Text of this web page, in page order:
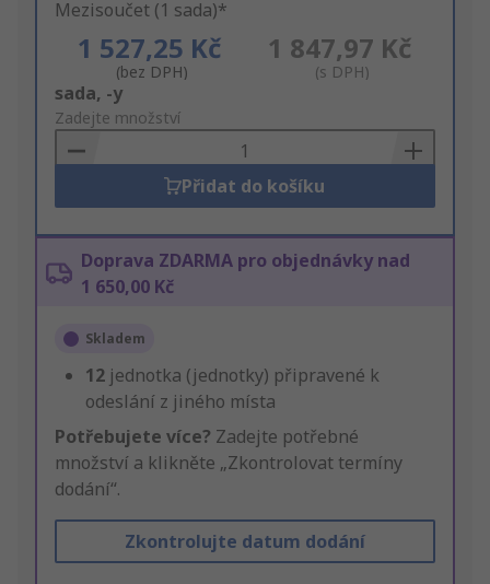
Mezisoučet (1 sada)*
1 527,25 Kč
(bez DPH)
1 847,97 Kč
(s DPH)
Add
to
Basket
sada, -y
Zadejte množství
Přidat do košíku
Doprava ZDARMA pro objednávky nad
1 650,00 Kč
Skladem
12 jednotka (jednotky) připravené k
odeslání z jiného místa
Potřebujete více? Zadejte potřebné
množství a klikněte „Zkontrolovat termíny
dodání“.
Zkontrolujte datum dodání